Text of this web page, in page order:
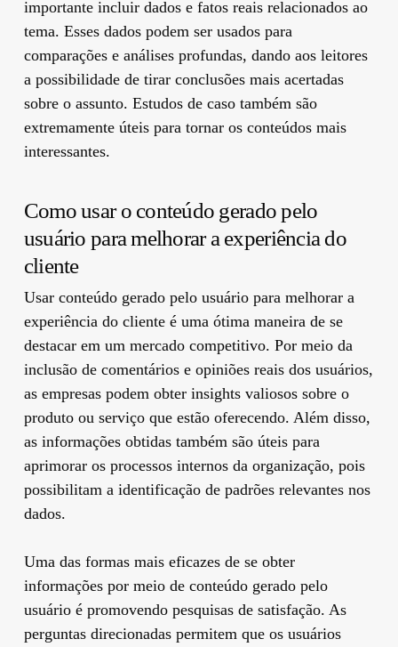
importante incluir dados e fatos reais relacionados ao
tema. Esses dados podem ser usados para
comparações e análises profundas, dando aos leitores
a possibilidade de tirar conclusões mais acertadas
sobre o assunto. Estudos de caso também são
extremamente úteis para tornar os conteúdos mais
interessantes.
Como usar o conteúdo gerado pelo
usuário para melhorar a experiência do
cliente
Usar conteúdo gerado pelo usuário para melhorar a
experiência do cliente é uma ótima maneira de se
destacar em um mercado competitivo. Por meio da
inclusão de comentários e opiniões reais dos usuários,
as empresas podem obter insights valiosos sobre o
produto ou serviço que estão oferecendo. Além disso,
as informações obtidas também são úteis para
aprimorar os processos internos da organização, pois
possibilitam a identificação de padrões relevantes nos
dados.
Uma das formas mais eficazes de se obter
informações por meio de conteúdo gerado pelo
usuário é promovendo pesquisas de satisfação. As
perguntas direcionadas permitem que os usuários